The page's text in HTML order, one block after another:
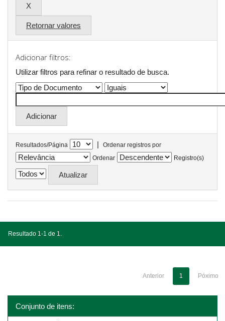
Retornar valores
Adicionar filtros:
Utilizar filtros para refinar o resultado de busca.
Resultados/Página |
Ordenar registros por
Ordenar
Registro(s)
Resultado 1-1 de 1.
Anterior 1 Póximo
Conjunto de itens: